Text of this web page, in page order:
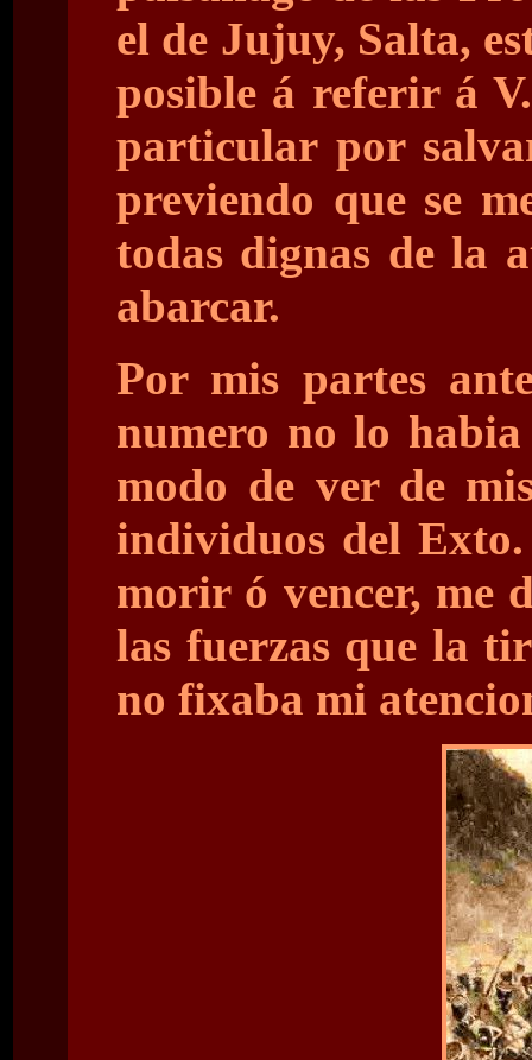
el de Jujuy, Salta,
posible á referir á
particular por
previendo que se
todas dignas de la
abarcar.
Por mis partes
numero no lo
modo de ver de
individuos del
morir ó vencer, me
las fuerzas que la
no fixaba mi